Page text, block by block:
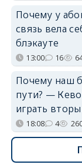
Почему у
связь вела
блэкауте
13:00 16
Почему наш
пути? —
играть
18:08 4